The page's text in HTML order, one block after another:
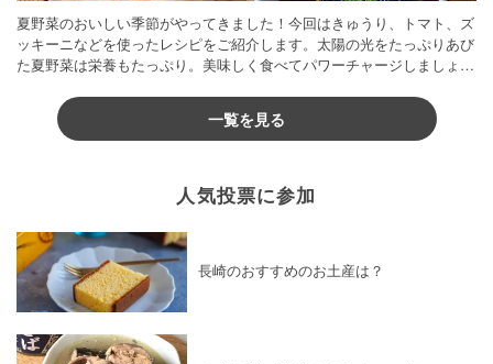
夏野菜のおいしい季節がやってきました！今回はきゅうり、トマト、ズ
ッキーニなどを使ったレシピをご紹介します。太陽の光をたっぷりあび
た夏野菜は栄養もたっぷり。美味しく食べてパワーチャージしましょう
一覧を見る
人気投票に参加
長崎のおすすめのお土産は？